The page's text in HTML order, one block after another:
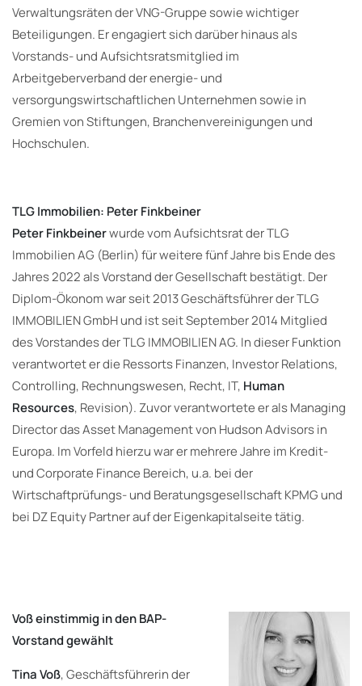
Verwaltungsräten der VNG-Gruppe sowie wichtiger
Beteiligungen. Er engagiert sich darüber hinaus als
Vorstands- und Aufsichtsratsmitglied im
Arbeitgeberverband der energie- und
versorgungswirtschaftlichen Unternehmen sowie in
Gremien von Stiftungen, Branchenvereinigungen und
Hochschulen.
TLG Immobilien: Peter Finkbeiner
Peter Finkbeinerwurde vom Aufsichtsrat der TLG
Immobilien AG (Berlin) für weitere fünf Jahre bis Ende des
Jahres 2022 als Vorstand der Gesellschaft bestätigt. Der
Diplom-Ökonom war seit 2013 Geschäftsführer der TLG
IMMOBILIEN GmbH und ist seit September 2014 Mitglied
des Vorstandes der TLG IMMOBILIEN AG. In dieser Funktion
verantwortet er die Ressorts Finanzen, Investor Relations,
Controlling, Rechnungswesen, Recht, IT, Human
Resources, Revision). Zuvor verantwortete er als Managing
Director das Asset Management von Hudson Advisors in
Europa. Im Vorfeld hierzu war er mehrere Jahre im Kredit-
und Corporate Finance Bereich, u.a. bei der
Wirtschaftprüfungs- und Beratungsgesellschaft KPMG und
bei DZ Equity Partner auf der Eigenkapitalseite tätig.
Voß einstimmig in den BAP-
Vorstand gewählt
Tina Voß, Geschäftsführerin der